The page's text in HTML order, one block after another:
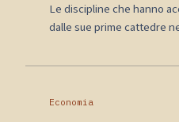
Le discipline che hanno
dalle sue prime cattedre
Economia